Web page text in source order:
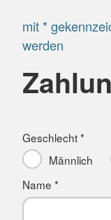
mit *
werden
Geschlecht *
Männlich
Name *